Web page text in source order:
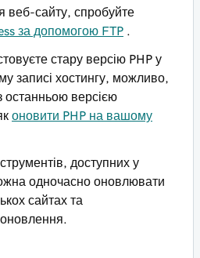
веб-сайту, спробуйте
за допомогою FTP
стару версію PHP у
записі хостингу, можливо,
останньою версією
оновити PHP на вашому
доступних у
одночасно оновлювати
сайтах та